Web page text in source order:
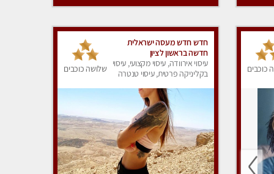
כוכבים
חדש חדש מעסה ישראלית
חדשה בראשון לציון
עיסוי אירוודה, עיסוי מקצועי, עיסוי
בקליניקה פרטית, עיסוי טנטרה
שלושה כוכבים